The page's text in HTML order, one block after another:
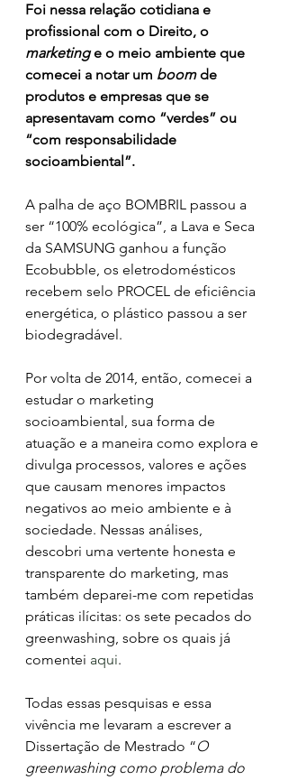
Foi nessa relação cotidiana e
profissional com o Direito, o
marketing e o meio ambiente que
comecei a notar um boom de
produtos e empresas que se
apresentavam como “verdes” ou
“com responsabilidade
socioambiental”.
A palha de aço BOMBRIL passou a
ser “100% ecológica”, a Lava e Seca
da SAMSUNG ganhou a função
Ecobubble, os eletrodomésticos
recebem selo PROCEL de eficiência
energética, o plástico passou a ser
biodegradável.
Por volta de 2014, então, comecei a
estudar o marketing
socioambiental, sua forma de
atuação e a maneira como explora e
divulga processos, valores e ações
que causam menores impactos
negativos ao meio ambiente e à
sociedade. Nessas análises,
descobri uma vertente honesta e
transparente do marketing, mas
também deparei-me com repetidas
práticas ilícitas: os sete pecados do
greenwashing, sobre os quais já
comentei aqui.
Todas essas pesquisas e essa
vivência me levaram a escrever a
Dissertação de Mestrado “O
greenwashing como problema do